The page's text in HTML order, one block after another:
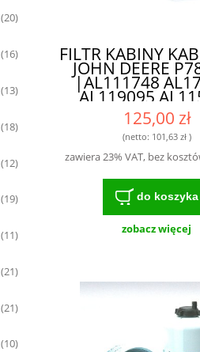
(20)
(16)
(13)
(18)
(12)
(19)
(11)
(21)
(21)
(10)
FILTR KABINY
JOHN DEERE
|AL111748
AL119095
AL177185
SKL46188| -
KLASY FILTR
ROLNIKÓW
125,00 zł
(netto: 101,63 zł)
zawiera 23% VAT, bez
do koszyka
zobacz więcej